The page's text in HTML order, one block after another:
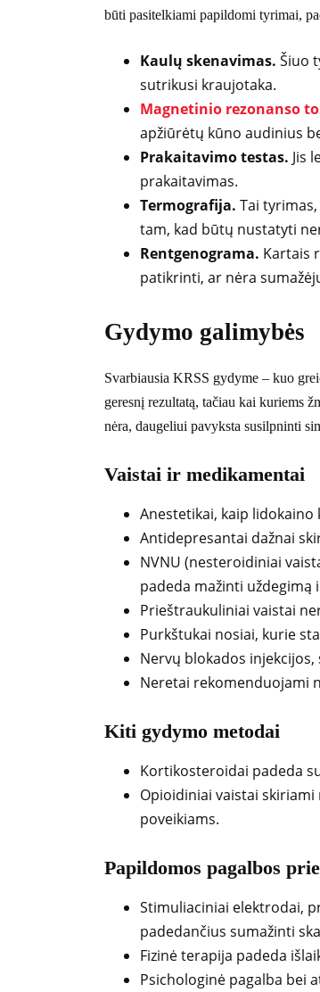
būti pasitelkiami papildomi tyrimai,
Kaulų skenavimas. Šiuo
sutrikusi kraujotaka.
Magnetinio rezonanso
apžiūrėtų kūno audinius
Prakaitavimo testas. Jis
prakaitavimas.
Termografija. Tai
tam, kad būtų nustatyti
Rentgenograma. Kartais
patikrinti, ar nėra
Gydymo galimybės
Svarbiausia KRSS gydyme – kuo
geresnį rezultatą, tačiau kai kuriems
nėra, daugeliui pavyksta susilpninti
Vaistai ir medikamentai
Anestetikai, kaip
Antidepresantai dažnai
NVNU (nesteroidiniai
padeda mažinti uždegimą
Prieštraukuliniai vaistai
Purkštukai nosiai, kurie
Nervų blokados
Neretai rekomenduojami
Kiti gydymo metodai
Kortikosteroidai padeda
Opioidiniai vaistai skiriami
poveikiams.
Papildomos pagalbos
Stimuliaciniai elektrodai,
padedančius sumažinti
Fizinė terapija padeda
Psichologinė pagalba bei